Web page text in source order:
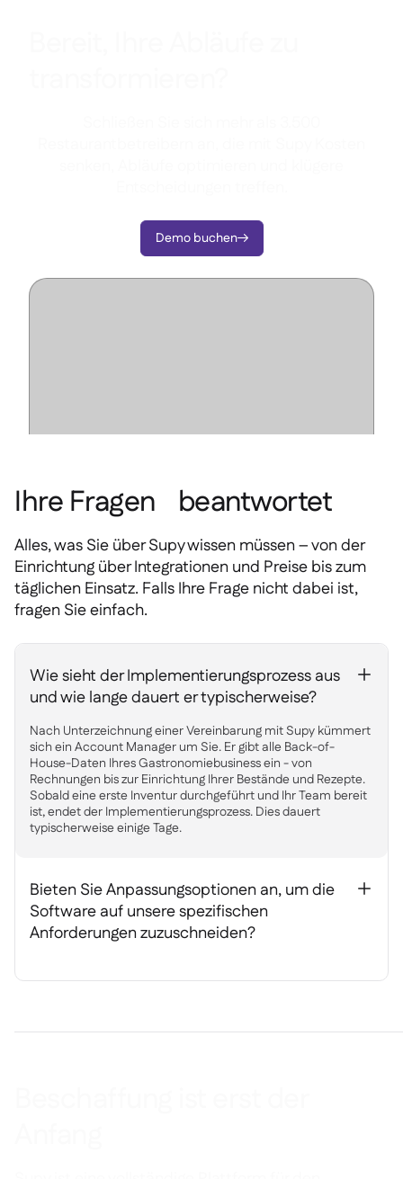
Demo buchen
Ihre Fragen beantwortet
Alles, was Sie über Supy wissen müssen – von der
Einrichtung über Integrationen und Preise bis zum
täglichen Einsatz. Falls Ihre Frage nicht dabei ist,
fragen Sie einfach.
Wie sieht der Implementierungsprozess aus
und wie lange dauert er typischerweise?
+
Nach Unterzeichnung einer Vereinbarung mit Supy kümmert
sich ein Account Manager um Sie. Er gibt alle Back-of-
House-Daten Ihres Gastronomiebusiness ein - von
Rechnungen bis zur Einrichtung Ihrer Bestände und Rezepte.
Sobald eine erste Inventur durchgeführt und Ihr Team bereit
ist, endet der Implementierungsprozess. Dies dauert
typischerweise einige Tage.
Bieten Sie Anpassungsoptionen an, um die
Software auf unsere spezifischen
Anforderungen zuzuschneiden?
+